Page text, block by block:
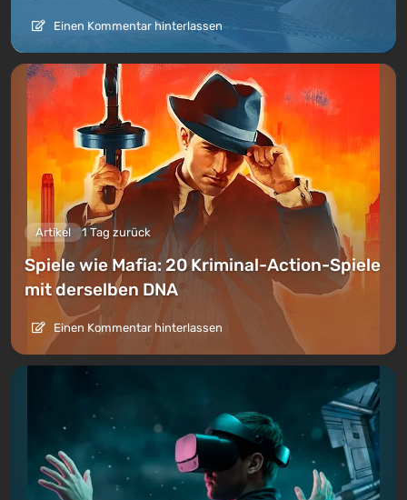
Einen Kommentar hinterlassen
Artikel 1 Tag zurück
Spiele wie Mafia: 20 Kriminal-Action-Spiele
mit derselben DNA
Einen Kommentar hinterlassen